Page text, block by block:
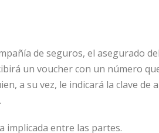
de seguros, el asegurado
un voucher con un número
a su vez, le indicará la clave de
implicada entre las partes.